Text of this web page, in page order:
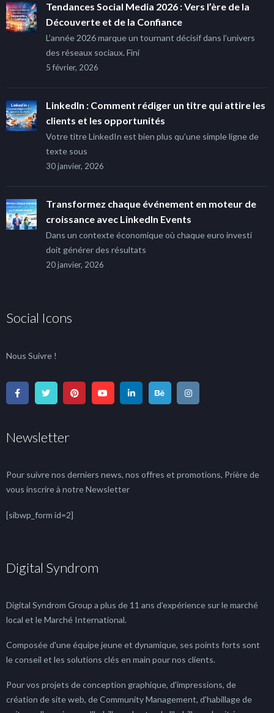
Tendances Social Media 2026 : Vers l’ère de la
Découverte et de la Confiance
L’année 2026 marque un tournant décisif dans l’univers
des réseaux sociaux. Fini
5 février, 2026
LinkedIn : Comment rédiger un titre qui attire les
clients et les opportunités
Votre titre LinkedIn est bien plus qu’une simple ligne de
texte sous
30 janvier, 2026
Transformez chaque événement en moteur de
croissance avec LinkedIn Events
Dans un contexte économique où chaque euro investi
doit générer des résultats
20 janvier, 2026
Social Icons
Nous Suivre !
Newsletter
Pour suivre nos derniers news, nos offres et promotions, Prière de
vous inscrire à notre Newsletter
[sibwp_form id=2]
Digital Syndrom
Digital Syndrom Group a plus de 11 ans d'expérience sur le marché
local et le Marché International.
Composée d'une équipe jeune et dynamique, ses points forts sont
le conseil et les solutions clés en main pour nos clients.
Pour vos projets de conception graphique, d'impressions, de
création de site web, de Community Management, d'habillage de